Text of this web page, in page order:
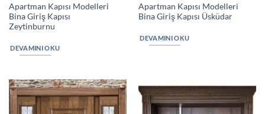
Apartman Kapısı Modelleri
Bina Giriş Kapısı
Zeytinburnu
DEVAMINI OKU
Apartman Kapısı Modelleri
Bina Giriş Kapısı Üsküdar
DEVAMINI OKU